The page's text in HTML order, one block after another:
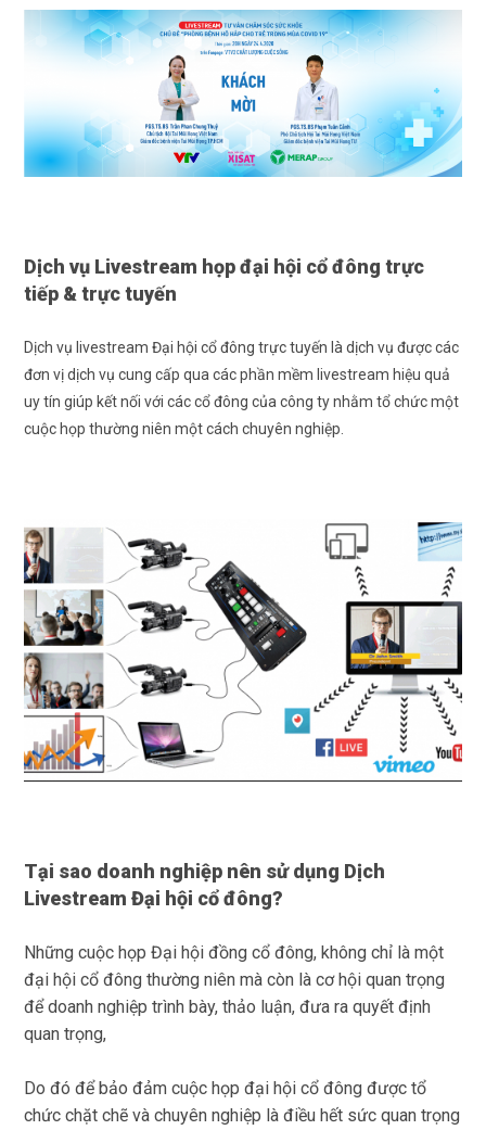
Dịch vụ Livestream họp đại hội cổ đông trực
tiếp & trực tuyến
Dịch vụ livestream Đại hội cổ đông trực tuyến là dịch vụ được các
đơn vị dịch vụ cung cấp qua các phần mềm livestream hiệu quả
uy tín giúp kết nối với các cổ đông của công ty nhằm tổ chức một
cuộc họp thường niên một cách chuyên nghiệp.
Tại sao doanh nghiệp nên sử dụng Dịch
Livestream Đại hội cổ đông?
Những cuộc họp Đại hội đồng cổ đông, không chỉ là một
đại hội cổ đông thường niên mà còn là cơ hội quan trọng
để doanh nghiệp trình bày, thảo luận, đưa ra quyết định
quan trọng,
Do đó để bảo đảm cuộc họp đại hội cổ đông được tổ
chức chặt chẽ và chuyên nghiệp là điều hết sức quan trọng